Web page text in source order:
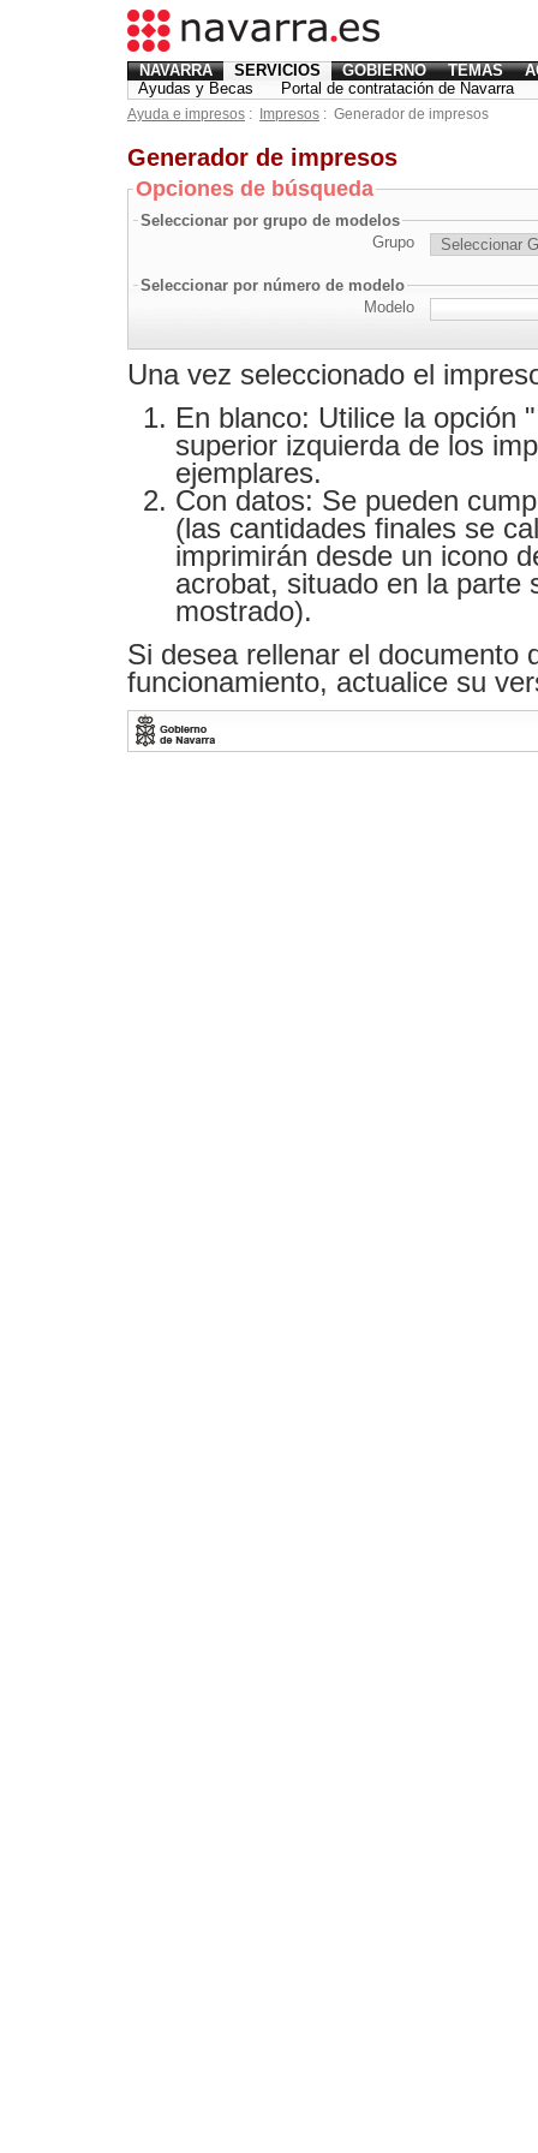
NAVARRA SERVICIOS GOBIERNO TEMAS
Ayudas y Becas
Portal de contratación de Navarra
Ayuda e impresos : Impresos : Generador de impresos
Generador de impresos
Opciones de búsqueda
Seleccionar por grupo de modelos
Grupo
Seleccionar por número de modelo
Modelo
Una vez seleccionado el
En blanco: Utilice la opción
superior izquierda de los
ejemplares.
Con datos: Se pueden
(las cantidades finales se
imprimirán desde un icono
acrobat, situado en la parte
mostrado).
Si desea rellenar el documento
funcionamiento, actualice su